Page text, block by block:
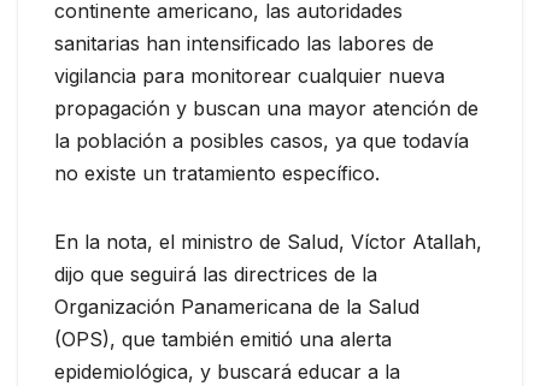
continente americano, las autoridades
sanitarias han intensificado las labores de
vigilancia para monitorear cualquier nueva
propagación y buscan una mayor atención de
la población a posibles casos, ya que todavía
no existe un tratamiento específico.
En la nota, el ministro de Salud, Víctor Atallah,
dijo que seguirá las directrices de la
Organización Panamericana de la Salud
(OPS), que también emitió una alerta
epidemiológica, y buscará educar a la